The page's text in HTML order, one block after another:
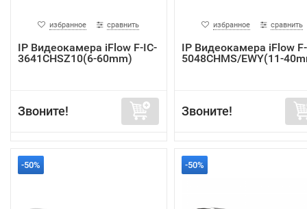
избранное сравнить
IP Видеокамера iFlow F-IC-
3641CHSZ10(6-60mm)
Звоните!
избранное сравнить
IP Видеокамера iFlow
5048CHMS/EWY(11-
Звоните!
-50% -50%